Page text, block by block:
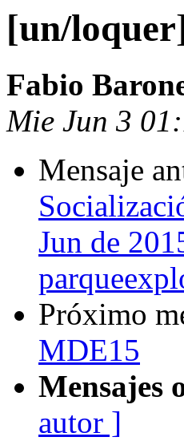
[un/
Fabio
Mie Jun 3
Mensaje
Jun de
Próximo
MDE15
Mensajes
autor ]